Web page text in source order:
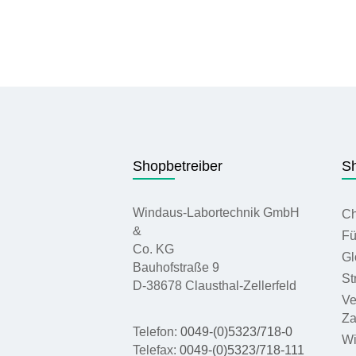
Künstliche
Modellzubehör
zerlegbare
Schädelmodelle
Schädeldetailmodelle
Shopbetreiber
Windaus-Labortechnik GmbH
&
Co. KG
Bauhofstraße 9
D-38678 Clausthal-Zellerfeld
Telefon: 0049-(0)5323/718-0
Telefax: 0049-(0)5323/718-111